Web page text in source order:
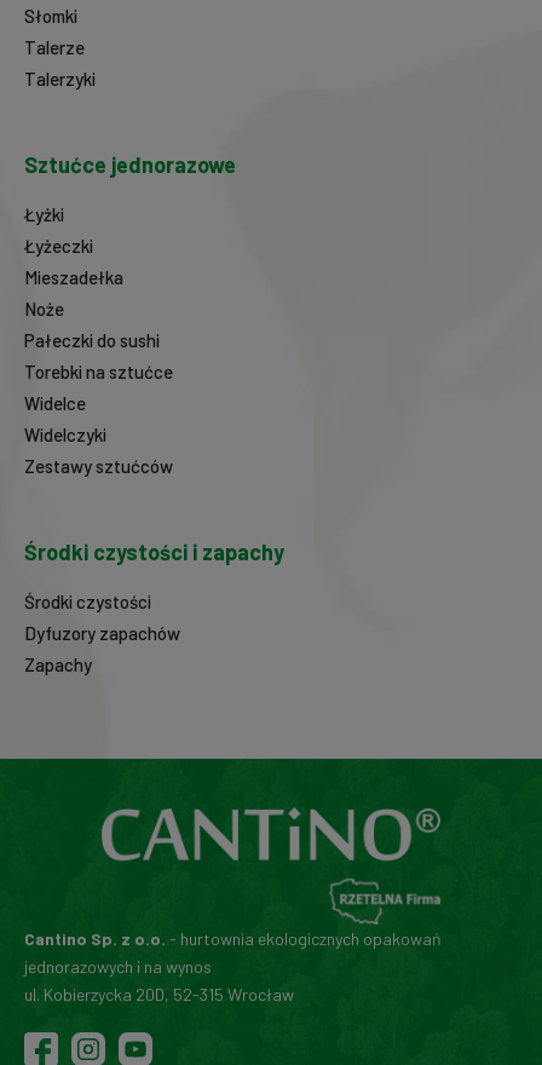
Słomki
Talerze
Talerzyki
Sztućce jednorazowe
Łyżki
Łyżeczki
Mieszadełka
Noże
Pałeczki do sushi
Torebki na sztućce
Widelce
Widelczyki
Zestawy sztućców
Środki czystości i zapachy
Środki czystości
Dyfuzory zapachów
Zapachy
Cantino Sp. z o.o. - hurtownia ekologicznych opakowań
jednorazowych i na wynos
ul. Kobierzycka 20D, 52-315 Wrocław